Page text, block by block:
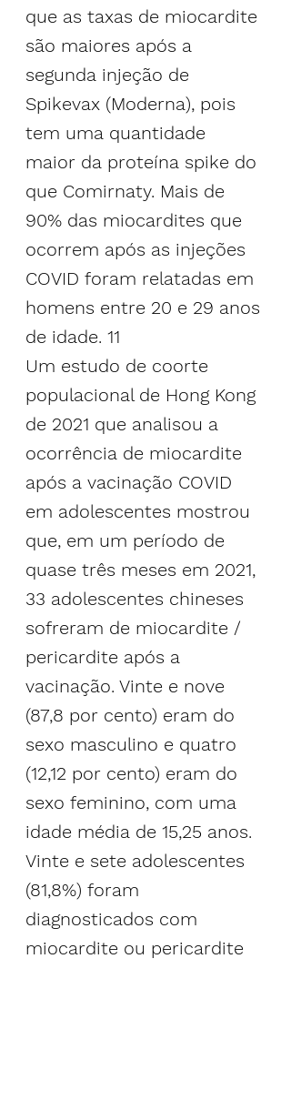
que as taxas de miocardite
são maiores após a
segunda injeção de
Spikevax (Moderna), pois
tem uma quantidade
maior da proteína spike do
que Comirnaty. Mais de
90% das miocardites que
ocorrem após as injeções
COVID foram relatadas em
homens entre 20 e 29 anos
de idade. 11
Um estudo de coorte
populacional de Hong Kong
de 2021 que analisou a
ocorrência de miocardite
após a vacinação COVID
em adolescentes mostrou
que, em um período de
quase três meses em 2021,
33 adolescentes chineses
sofreram de miocardite /
pericardite após a
vacinação. Vinte e nove
(87,8 por cento) eram do
sexo masculino e quatro
(12,12 por cento) eram do
sexo feminino, com uma
idade média de 15,25 anos.
Vinte e sete adolescentes
(81,8%) foram
diagnosticados com
miocardite ou pericardite